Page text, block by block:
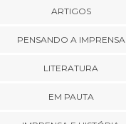
ARTIGOS
PENSANDO A IMPRENSA
LITERATURA
EM PAUTA